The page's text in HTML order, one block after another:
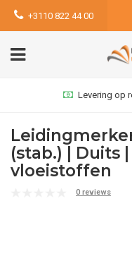
+3110 822 44 00
Levering op
(stab.) | Duits
vloeistoffen
0 reviews